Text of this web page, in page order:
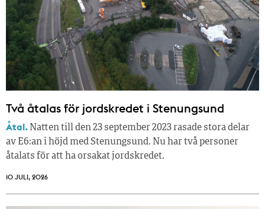
Två åtalas för jordskredet i Stenungsund
Åtal. Natten till den 23 september 2023 rasade stora delar
av E6:an i höjd med Stenungsund. Nu har två personer
åtalats för att ha orsakat jordskredet.
10 JULI, 2026